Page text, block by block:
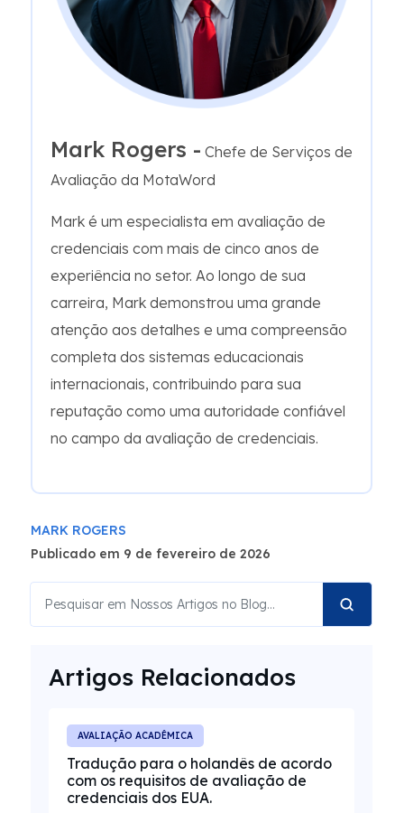
Mark Rogers - Chefe de Serviços de
Avaliação da MotaWord
Mark é um especialista em avaliação de
credenciais com mais de cinco anos de
experiência no setor. Ao longo de sua
carreira, Mark demonstrou uma grande
atenção aos detalhes e uma compreensão
completa dos sistemas educacionais
internacionais, contribuindo para sua
reputação como uma autoridade confiável
no campo da avaliação de credenciais.
MARK ROGERS
Publicado em 9 de fevereiro de 2026
Artigos Relacionados
AVALIAÇÃO ACADÊMICA
Tradução para o holandês de acordo
com os requisitos de avaliação de
credenciais dos EUA.